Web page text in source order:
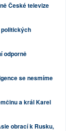
České televize
politických
odporně
se nesmíme
a král Karel
obrací k Rusku,